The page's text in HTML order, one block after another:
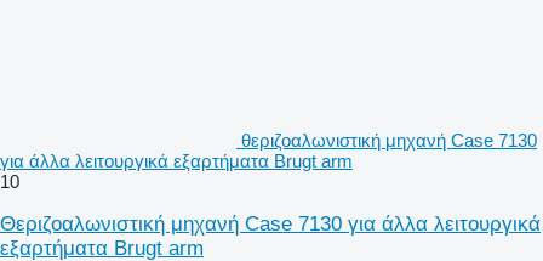
θεριζοαλωνιστική μηχανή Case 7130
για άλλα λειτουργικά εξαρτήματα Brugt arm
10
Θεριζοαλωνιστική μηχανή Case 7130 για άλλα λειτουργικά
εξαρτήματα Brugt arm